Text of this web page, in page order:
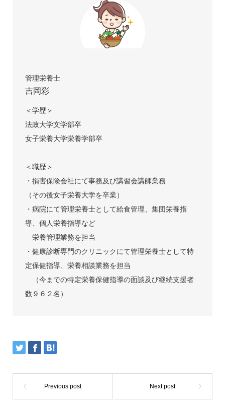
管理栄養士
吉岡彩
＜学歴＞
法政大学文学部卒
女子栄養大学栄養学部卒
＜職歴＞
・損害保険会社にて事務及び講習会講師業務
（その後女子栄養大学を卒業）
・病院にて管理栄養士として給食管理、集団栄養指
導、個人栄養指導など
栄養管理業務を担当
・健康診断専門のクリニックにて管理栄養士として特
定保健指導、栄養相談業務を担当
（今までの特定栄養保健指導の面談及び継続支援者
数９６２名）